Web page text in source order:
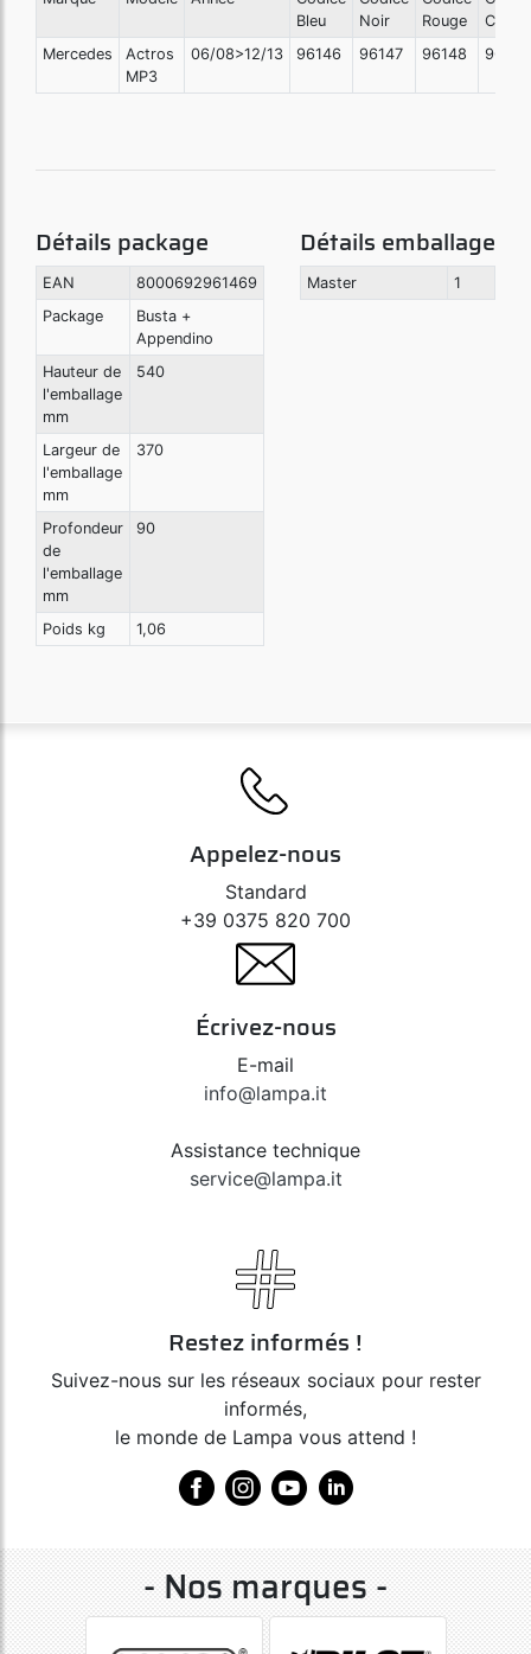
Bleu
Noir
Rouge
Crème
Mercedes
Actros
MP3
06/08>12/13 96146 96147 96148 96149
Détails package
EAN
8000692961469
Package
Busta +
Appendino
Hauteur de
l'emballage
mm
540
Largeur de
l'emballage
mm
370
Profondeur
de
l'emballage
mm
90
Poids kg 1,06
Détails emballage
Master 1
Appelez-nous
Standard
+39 0375 820 700
Écrivez-nous
E-mail
info@lampa.it
Assistance technique
service@lampa.it
Restez informés !
Suivez-nous sur les réseaux sociaux pour rester
informés,
le monde de Lampa vous attend !
- Nos marques -